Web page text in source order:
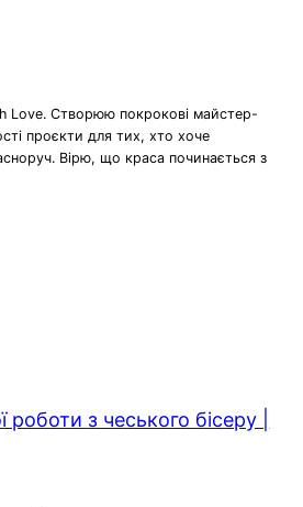
Love. Створюю покрокові майстер-
проєкти для тих, хто хоче
Вірю, що краса починається з
з чеського бісеру |